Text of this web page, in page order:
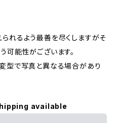
れるよう最善を尽くしますがそ
可能性がございます。
型で写真と異なる場合があり
available